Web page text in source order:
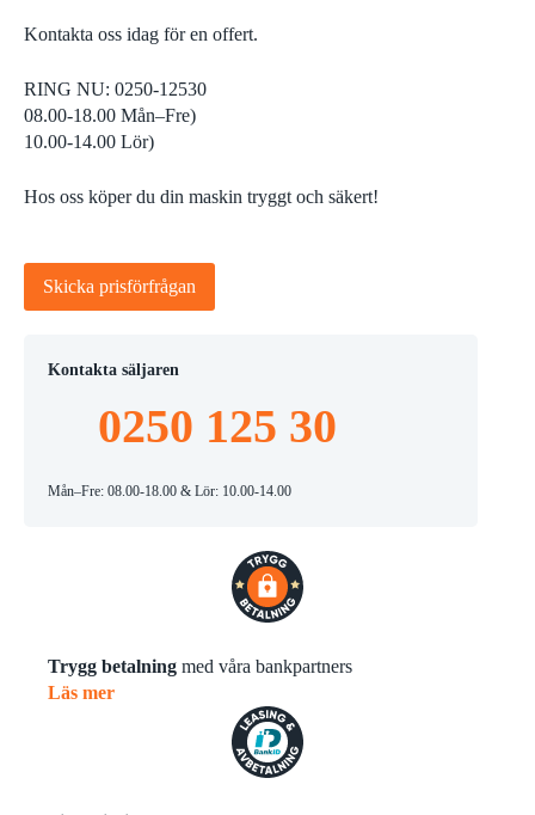
Kontakta oss idag för en offert.
RING NU: 0250-12530
08.00-18.00 Mån–Fre)
10.00-14.00 Lör)
Hos oss köper du din maskin tryggt och säkert!
Skicka prisförfrågan
Kontakta säljaren
0250 125 30
Mån–Fre: 08.00-18.00 & Lör: 10.00-14.00
Trygg betalning med våra bankpartners
Läs mer